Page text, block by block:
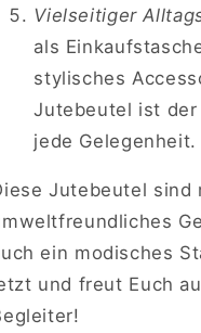
Vielseitiger
als
stylisches
Jutebeutel ist
jede Gelegenheit.
Jutebeutel sind
ein modisches
und freut Euch